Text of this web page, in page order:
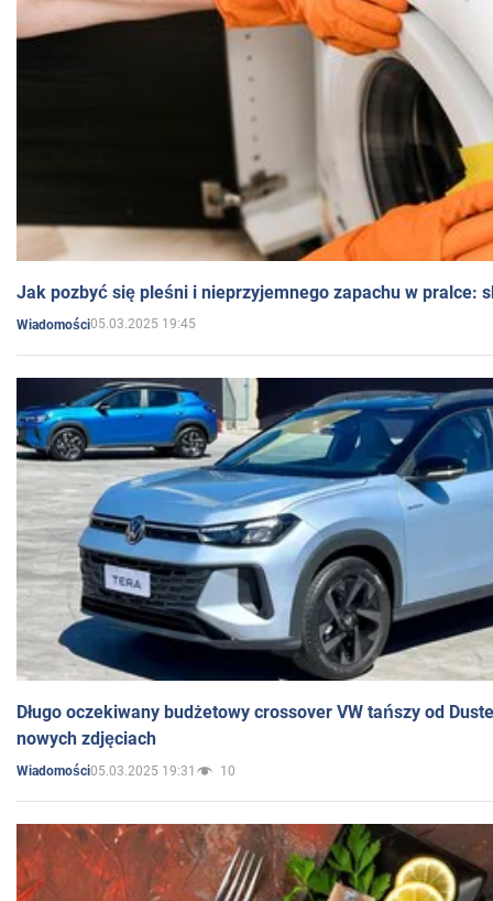
Jak pozbyć się pleśni i nieprzyjemnego zapachu w pralce:
Wiadomości05.03.2025 19:45
Długo oczekiwany budżetowy crossover VW tańszy od
nowych zdjęciach
Wiadomości05.03.2025 19:31 10